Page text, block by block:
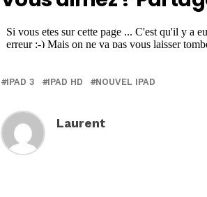
IPAD 3 IPAD HD NOUVEL IPAD
Laurent